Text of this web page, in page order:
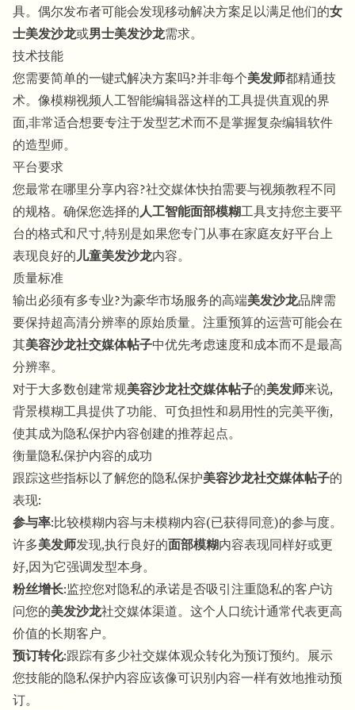
具。偶尔发布者可能会发现移动解决方案足以满足他们的女
士美发沙龙或男士美发沙龙需求。
技术技能
您需要简单的一键式解决方案吗?并非每个美发师都精通技
术。像模糊视频人工智能编辑器这样的工具提供直观的界
面,非常适合想要专注于发型艺术而不是掌握复杂编辑软件
的造型师。
平台要求
您最常在哪里分享内容?社交媒体快拍需要与视频教程不同
的规格。确保您选择的人工智能面部模糊工具支持您主要平
台的格式和尺寸,特别是如果您专门从事在家庭友好平台上
表现良好的儿童美发沙龙内容。
质量标准
输出必须有多专业?为豪华市场服务的高端美发沙龙品牌需
要保持超高清分辨率的原始质量。注重预算的运营可能会在
其美容沙龙社交媒体帖子中优先考虑速度和成本而不是最高
分辨率。
对于大多数创建常规美容沙龙社交媒体帖子的美发师来说,
背景模糊工具提供了功能、可负担性和易用性的完美平衡,
使其成为隐私保护内容创建的推荐起点。
衡量隐私保护内容的成功
跟踪这些指标以了解您的隐私保护美容沙龙社交媒体帖子的
表现:
参与率:比较模糊内容与未模糊内容(已获得同意)的参与度。
许多美发师发现,执行良好的面部模糊内容表现同样好或更
好,因为它强调发型本身。
粉丝增长:监控您对隐私的承诺是否吸引注重隐私的客户访
问您的美发沙龙社交媒体渠道。这个人口统计通常代表更高
价值的长期客户。
预订转化:跟踪有多少社交媒体观众转化为预订预约。展示
您技能的隐私保护内容应该像可识别内容一样有效地推动预
订。